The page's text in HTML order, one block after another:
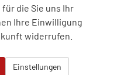
die Sie uns Ihr
Ihre Einwilligung
widerrufen.
Einstellungen